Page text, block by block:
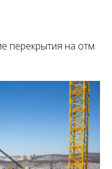
перекрытия на отм.